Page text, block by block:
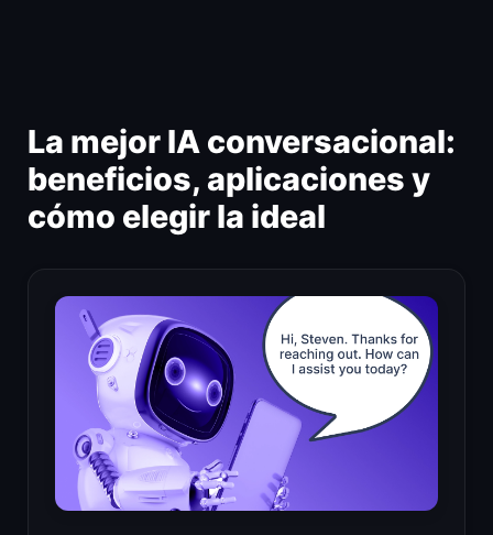
La mejor IA conversacional:
beneficios, aplicaciones y
cómo elegir la ideal